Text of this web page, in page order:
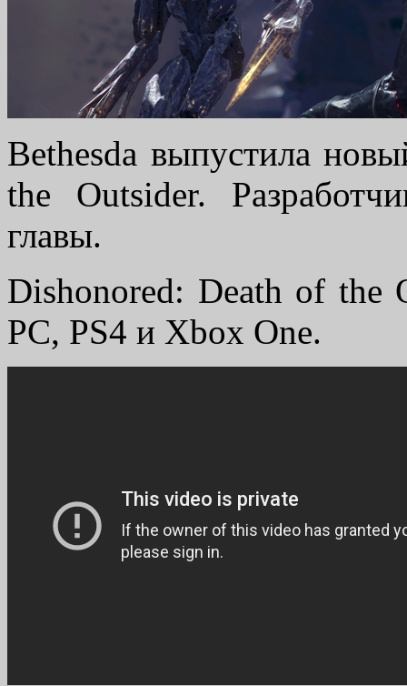
Bethesda выпустила
the Outsider.
главы.
Dishonored: Death of the
PC, PS4 и Xbox One.